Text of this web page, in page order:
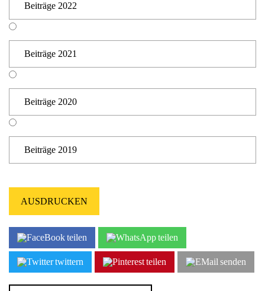
Beiträge 2022
Beiträge 2021
Beiträge 2020
Beiträge 2019
AUSDRUCKEN
teilen teilen
twittern teilen senden